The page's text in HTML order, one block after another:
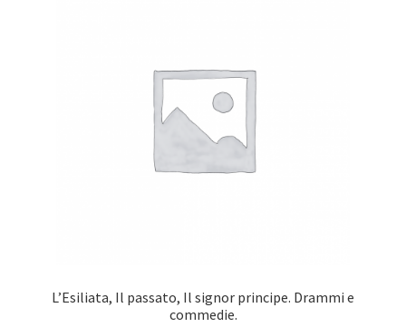
L’Esiliata, Il passato, Il signor principe. Drammi e
commedie.